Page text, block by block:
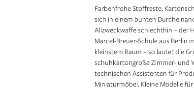
Farbenfrohe Stoffreste,
sich in einem bunten
Allzweckwaffe schlechthin – der
Marcel-Breuer-Schule aus
kleinstem Raum – so lautet die
schuhkartongroße Zimmer- und
technischen Assistenten für
Miniaturmöbel. Kleine Modelle